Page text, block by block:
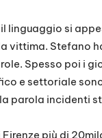
linguaggio si
vittima. Stefano
Spesso poi i
e settoriale
parola incidenti
più di